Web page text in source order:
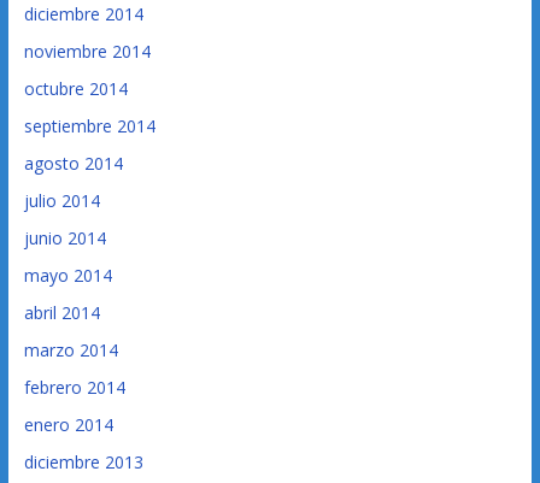
diciembre 2014
noviembre 2014
octubre 2014
septiembre 2014
agosto 2014
julio 2014
junio 2014
mayo 2014
abril 2014
marzo 2014
febrero 2014
enero 2014
diciembre 2013